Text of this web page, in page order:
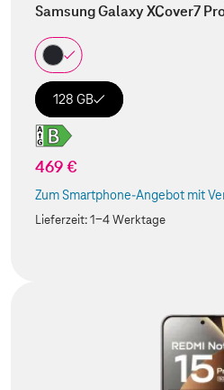
Samsung Galaxy XCover7
128 GB
469 €
Zum Smartphone-Angebot mit
(Der Link wird in einem neuen Tab
Lieferzeit:1-4 Werktage